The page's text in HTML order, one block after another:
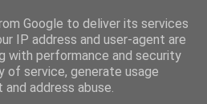
Google to deliver its services
IP address and user-agent are
with performance and security
of service, generate usage
address abuse.